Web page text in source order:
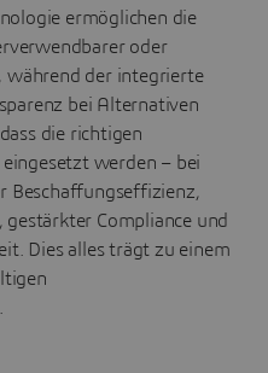
ermöglichen die
oder
während der integrierte
bei Alternativen
die richtigen
werden – bei
Beschaffungseffizienz,
Compliance und
Dies alles trägt zu einem